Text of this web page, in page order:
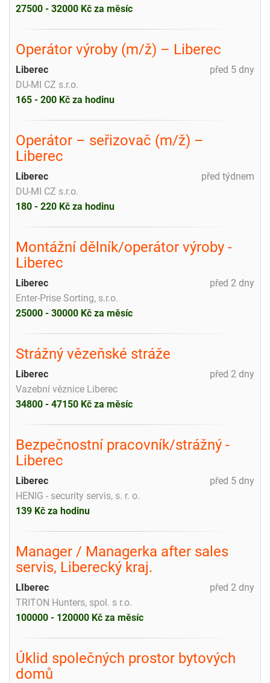
27500 - 32000 Kč za měsíc
Operátor výroby (m/ž) – Liberec
před 5 dny
Liberec
DU-MI CZ s.r.o.
165 - 200 Kč za hodinu
Operátor – seřizovač (m/ž) –
Liberec
před týdnem
Liberec
DU-MI CZ s.r.o.
180 - 220 Kč za hodinu
Montážní dělník/operátor výroby -
Liberec
před 2 dny
Liberec
Enter-Prise Sorting, s.r.o.
25000 - 30000 Kč za měsíc
Strážný vězeňské stráže
před 2 dny
Liberec
Vazební věznice Liberec
34800 - 47150 Kč za měsíc
Bezpečnostní pracovník/strážný -
Liberec
před 5 dny
Liberec
HENIG - security servis, s. r. o.
139 Kč za hodinu
Manager / Managerka after sales
servis, Liberecký kraj.
před 2 dny
LIberec
TRITON Hunters, spol. s r.o.
100000 - 120000 Kč za měsíc
Úklid společných prostor bytových
domů